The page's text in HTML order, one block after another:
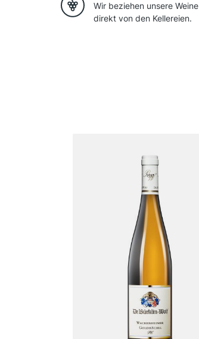
Wir beziehen unsere Weine
direkt von den Kellereien.